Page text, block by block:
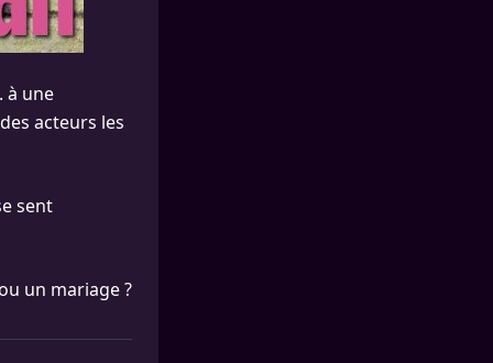
à une
acteurs les
sent
un mariage ?